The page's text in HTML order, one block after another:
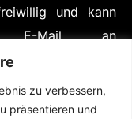
zu verbessern,
präsentieren und
und kann
E-Mail an
werden,
Informationen